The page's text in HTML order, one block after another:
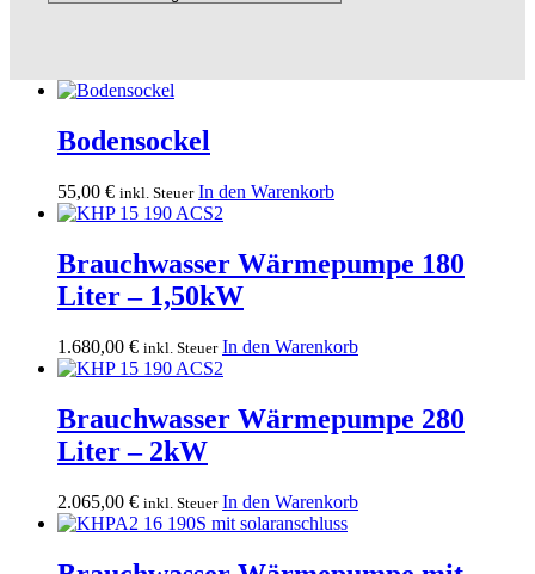
Bodensockel
55,00 € inkl. Steuer In den Warenkorb
Brauchwasser Wärmepumpe 180
Liter – 1,50kW
1.680,00 € inkl. Steuer In den Warenkorb
Brauchwasser Wärmepumpe 280
Liter – 2kW
2.065,00 € inkl. Steuer In den Warenkorb